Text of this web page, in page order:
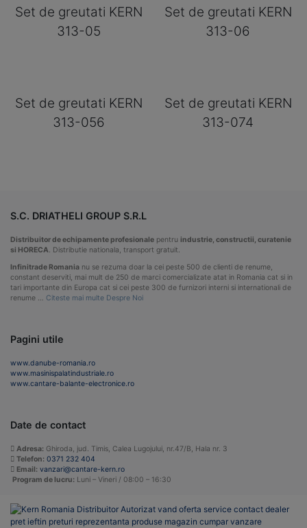
Set de greutati KERN
313-05
Set de greutati KERN
313-06
Set de greutati KERN
313-056
Set de greutati KERN
313-074
S.C. DRIATHELI GROUP S.R.L
Distribuitor de echipamente profesionale pentru industrie, constructii, curatenie
si HORECA. Distributie nationala, transport gratuit.
Infinitrade Romania nu se rezuma doar la cei peste 500 de clienti de renume,
constant deserviti, mai mult de 250 de marci comercializate atat in Romania cat si in
tari importante din Europa cat si cei peste 300 de furnizori interni si internationali de
renume … Citeste mai multe Despre Noi
Pagini utile
www.danube-romania.ro
www.masinispalatindustriale.ro
www.cantare-balante-electronice.ro
Date de contact
Adresa: Ghiroda, jud. Timis, Calea Lugojului, nr.47/B, Hala nr. 3
Telefon: 0371 232 404
Email: vanzari@cantare-kern.ro
Program de lucru: Luni – Vineri / 08:00 – 16:30